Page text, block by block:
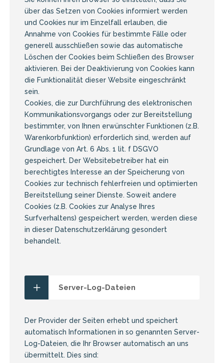
über das Setzen von Cookies informiert werden
und Cookies nur im Einzelfall erlauben, die
Annahme von Cookies für bestimmte Fälle oder
generell ausschließen sowie das automatische
Löschen der Cookies beim Schließen des Browser
aktivieren. Bei der Deaktivierung von Cookies kann
die Funktionalität dieser Website eingeschränkt
sein.
Cookies, die zur Durchführung des elektronischen
Kommunikationsvorgangs oder zur Bereitstellung
bestimmter, von Ihnen erwünschter Funktionen (z.B.
Warenkorbfunktion) erforderlich sind, werden auf
Grundlage von Art. 6 Abs. 1 lit. f DSGVO
gespeichert. Der Websitebetreiber hat ein
berechtigtes Interesse an der Speicherung von
Cookies zur technisch fehlerfreien und optimierten
Bereitstellung seiner Dienste. Soweit andere
Cookies (z.B. Cookies zur Analyse Ihres
Surfverhaltens) gespeichert werden, werden diese
in dieser Datenschutzerklärung gesondert
behandelt.
Server-Log-Dateien
Der Provider der Seiten erhebt und speichert
automatisch Informationen in so genannten Server-
Log-Dateien, die Ihr Browser automatisch an uns
übermittelt. Dies sind: